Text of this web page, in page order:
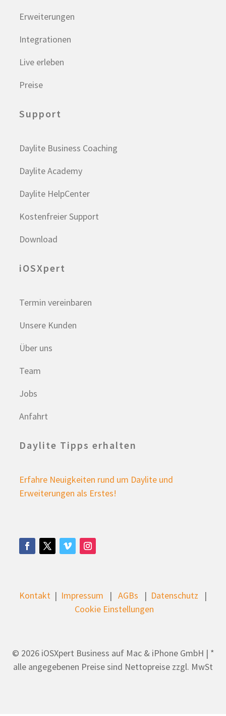
Erweiterungen
Integrationen
Live erleben
Preise
Support
Daylite Business Coaching
Daylite Academy
Daylite HelpCenter
Kostenfreier Support
Download
iOSXpert
Termin vereinbaren
Unsere Kunden
Über uns
Team
Jobs
Anfahrt
Daylite Tipps erhalten
Erfahre Neuigkeiten rund um Daylite und
Erweiterungen als Erstes!
Kontakt | Impressum | AGBs | Datenschutz |
Cookie Einstellungen
© 2026 iOSXpert Business auf Mac & iPhone GmbH | *
alle angegebenen Preise sind Nettopreise zzgl. MwSt